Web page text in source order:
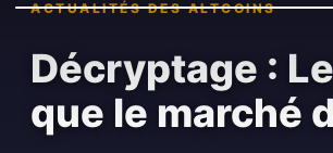
ACTUALITÉS DES ALTCOINS
Décryptage :
que le marché